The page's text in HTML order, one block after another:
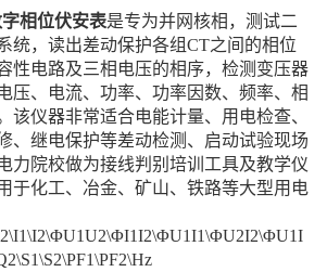
相位伏安表是专为并网核相，测试二
统，读出差动保护各组CT之间的相位
性电路及三相电压的相序，检测变压器
压、电流、功率、功率因数、频率、相
该仪器非常适合电能计量、用电检查、
、继电保护等差动检测、启动试验现场
力院校做为接线判别培训工具及教学仪
于化工、冶金、矿山、铁路等大型用电